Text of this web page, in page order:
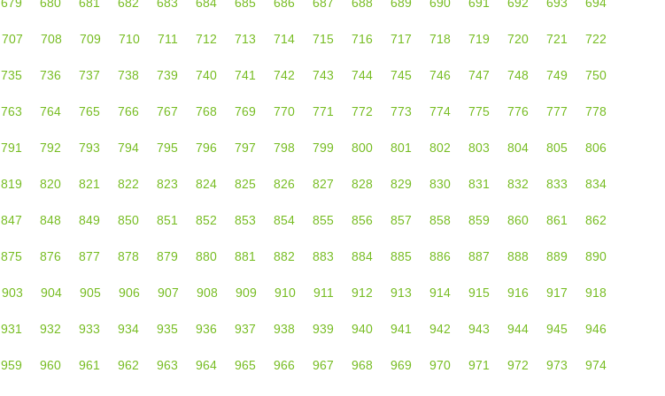
707 708 709 710 711 712 713 714 715 716 717 718 719 720 721 722
735 736 737 738 739 740 741 742 743 744 745 746 747 748 749 750
763 764 765 766 767 768 769 770 771 772 773 774 775 776 777 778
791 792 793 794 795 796 797 798 799 800 801 802 803 804 805 806
819 820 821 822 823 824 825 826 827 828 829 830 831 832 833 834
847 848 849 850 851 852 853 854 855 856 857 858 859 860 861 862
875 876 877 878 879 880 881 882 883 884 885 886 887 888 889 890
903 904 905 906 907 908 909 910 911 912 913 914 915 916 917 918
931 932 933 934 935 936 937 938 939 940 941 942 943 944 945 946
959 960 961 962 963 964 965 966 967 968 969 970 971 972 973 974